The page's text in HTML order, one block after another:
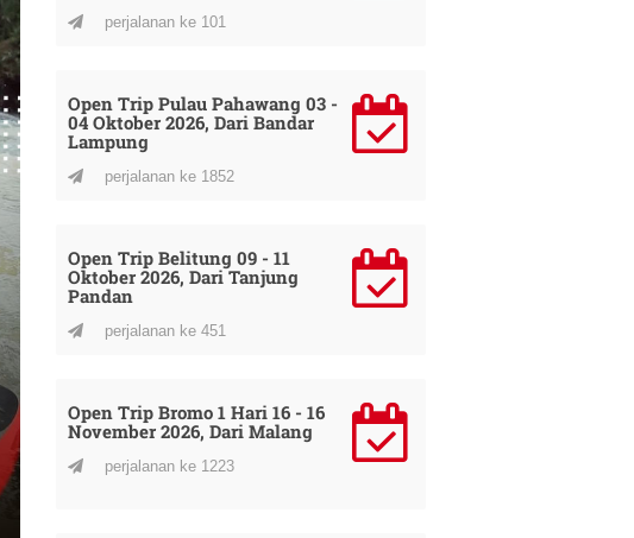
perjalanan ke 101
Open Trip Pulau Pahawang 03 -
04 Oktober 2026, Dari Bandar
Lampung
perjalanan ke 1852
Open Trip Belitung 09 - 11
Oktober 2026, Dari Tanjung
Pandan
perjalanan ke 451
Open Trip Bromo 1 Hari 16 - 16
November 2026, Dari Malang
perjalanan ke 1223